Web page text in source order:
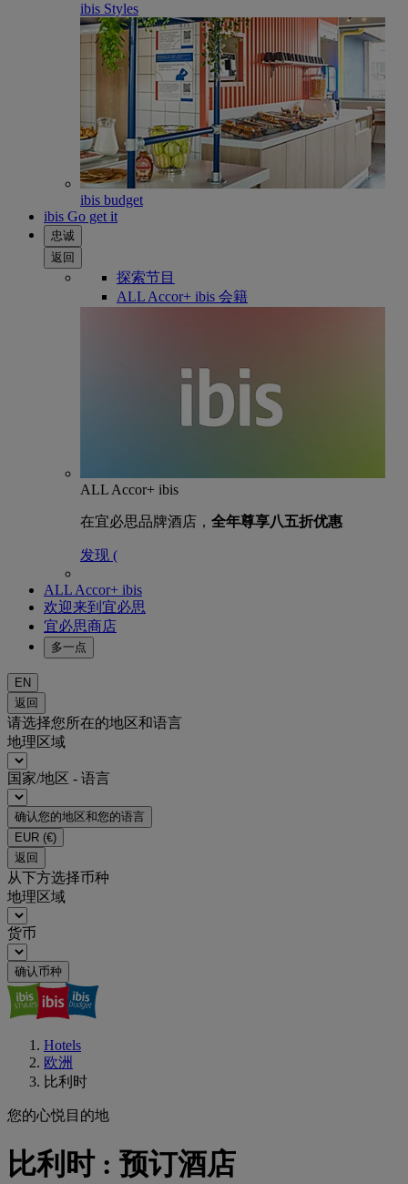
ibis Styles
ibis budget
ibis Go get it
忠诚
返回
探索节目
ALL Accor+ ibis 会籍
ALL Accor+ ibis
在宜必思品牌酒店， 全年尊享八五折优惠
发现 (
ALL Accor+ ibis
欢迎来到宜必思
宜必思商店
多一点
EN
返回
请选择您所在的地区和语言
地理区域
国家/地区 - 语言
确认您的地区和您的语言
EUR (€)
返回
从下方选择币种
地理区域
货币
确认币种
Hotels
欧洲
比利时
您的心悦目的地
比利时 : 预订酒店